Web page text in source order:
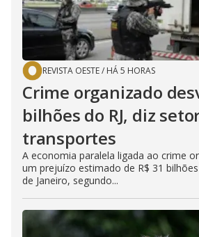
REVISTA OESTE/ HÁ 5 HORAS
Crime organizado
bilhões do RJ, diz
transportes
A economia paralela ligada ao crime
um prejuízo estimado de R$ 31
de Janeiro, segundo...